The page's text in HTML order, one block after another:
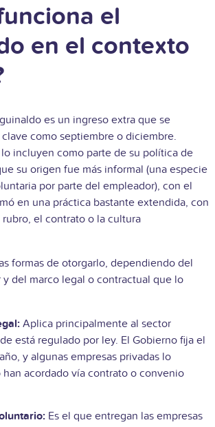
el
en el contexto
es un ingreso extra que se
como septiembre o diciembre.
lo incluyen como parte de su política de
su origen fue más informal (una especie
por parte del empleador), con el
en una práctica bastante extendida, con
el contrato o la cultura
formas de otorgarlo, dependiendo del
del marco legal o contractual que lo
Aplica principalmente al sector
está regulado por ley. El Gobierno fija el
y algunas empresas privadas lo
han acordado vía contrato o convenio
Es el que entregan las empresas